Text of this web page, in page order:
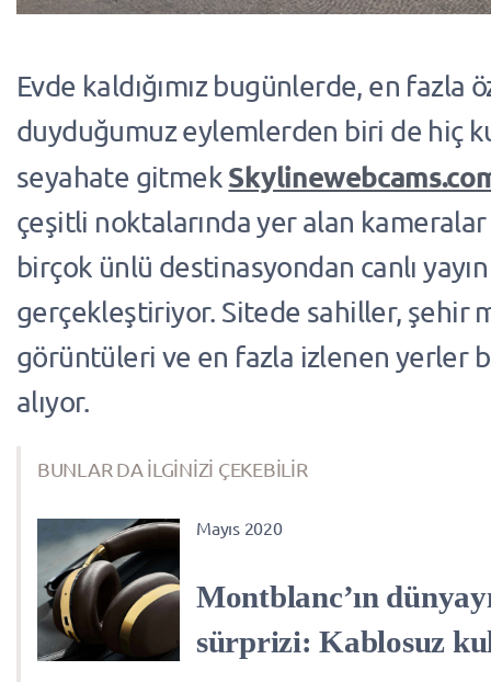
Evde kaldığımız bugünlerde, en fazla
duyduğumuz eylemlerden biri de hiç
seyahate gitmek
çeşitli noktalarında yer alan kameralar
birçok ünlü destinasyondan canlı yayın
gerçekleştiriyor. Sitede sahiller, şehir
görüntüleri ve en fazla izlenen yerler
alıyor.
BUNLAR DA İLGİNİZİ ÇEKEBİLİR
Mayıs 2020
Montblanc’ın
sürprizi: Kablosuz